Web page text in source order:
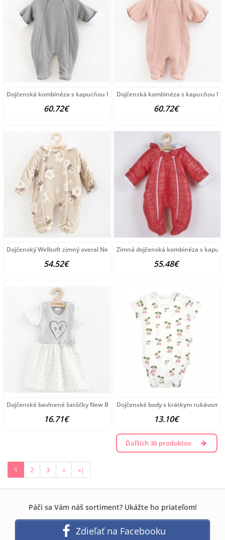
Dojčenská kombinéza s kapucňou New Baby Frosty grey
60.72€
Dojčenská kombinéza s kapucňou
60.72€
Dojčenský Wellsoft zimný overal New Baby Polar Bear hnedá
54.52€
Zimná dojčenská kombinéza s
55.48€
Dojčenské bavlnené šatôčky New Baby Srdiečka sivá
16.71€
Dojčenské body s krátkym rukávom
13.10€
Ďaľších 36 produktov
1 2 3 » »|
Páči sa Vám náš sortiment? Ukážte ho priateľom!
Zdieľať na Facebooku